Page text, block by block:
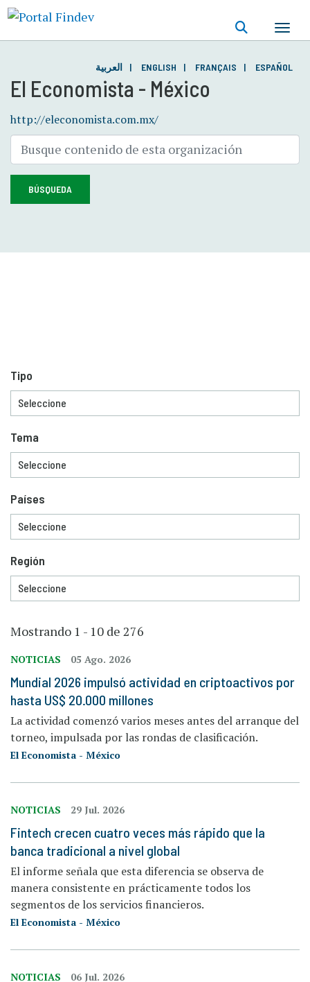
principal
El Economista - México
http://eleconomista.com.mx/
العربية ENGLISH FRANÇAIS ESPAÑOL
BÚSQUEDA
Mostrando 1 - 10 de 276
NOTICIAS 05 Ago. 2026
Mundial 2026 impulsó actividad en criptoactivos por
hasta US$ 20.000 millones
La actividad comenzó varios meses antes del arranque del
torneo, impulsada por las rondas de clasificación.
El Economista - México
NOTICIAS 29 Jul. 2026
Fintech crecen cuatro veces más rápido que la
banca tradicional a nivel global
El informe señala que esta diferencia se observa de
manera consistente en prácticamente todos los
segmentos de los servicios financieros.
El Economista - México
NOTICIAS 06 Jul. 2026
Tipo
Tema
Países
Región